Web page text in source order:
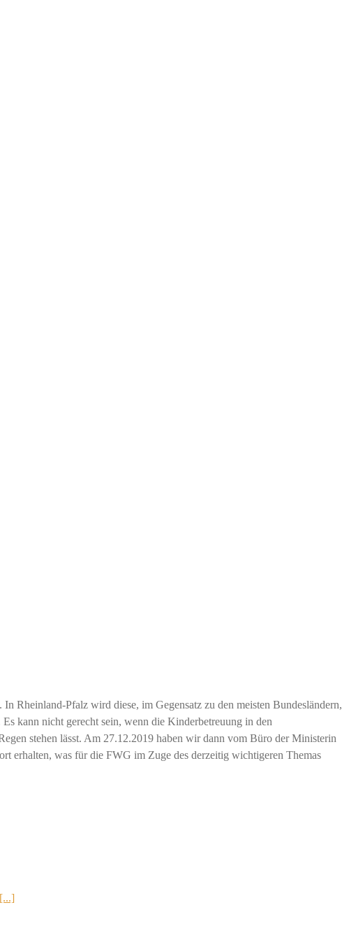
Rheinland-Pfalz wird diese, im Gegensatz zu den meisten Bundesländern,
kann nicht gerecht sein, wenn die Kinderbetreuung in den
stehen lässt. Am 27.12.2019 haben wir dann vom Büro der Ministerin
erhalten, was für die FWG im Zuge des derzeitig wichtigeren Themas
[...]